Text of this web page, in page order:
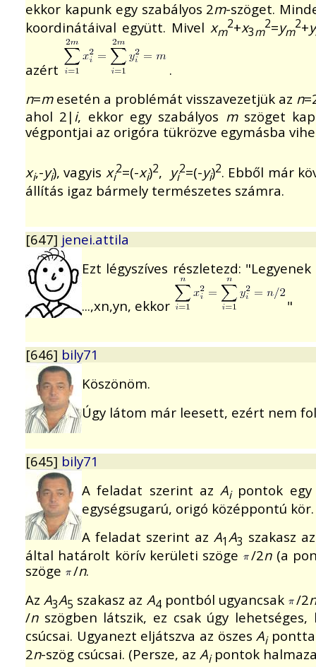
ekkor kapunk egy szabályos 2m-szöget.
koordinátáival együtt. Mivel xm
2+x3m
2=ym
2+y
azért
.
n=mesetén a problémát visszavezetjük az n
ahol 2| i, ekkor egy szabályos mszöget
végpontjai az origóra tükrözve egymásba
xi,-yi), vagyis xi
2=(-xi)2, yi
2=(-yi)2. Ebből már
állítás igaz bármely természetes számra.
[647] jenei.attila
Ezt légyszíves részletezd:
...,xn,yn, ekkor "
[646] bily71
Köszönöm.
Úgy látom már leesett, ezért nem
[645] bily71
A feladat szerint az Aipontok egy
egységsugarú, origó középpontú kör.
A feladat szerint az A1A3 szakasz
által határolt körív kerületi szöge
/2n(a
szöge
/n.
AzA3A5 szakasz az A4 pontból ugyancsak /2n
/nszögben látszik, ez csak úgy
csúcsai. Ugyanezt eljátszva az öszesAi
2n-szög csúcsai. (Persze, az Aipontok